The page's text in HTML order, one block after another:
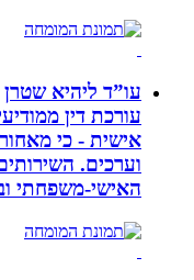
עו”ד ליהיא שטרן
עורכת דין
אישית - כי
וערכים. השירותים
האישי-משפחתי